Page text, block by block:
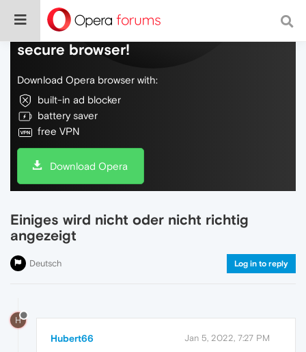
Do more on the web, with a fast and
secure browser!
Download Opera browser with:
built-in ad blocker
battery saver
free VPN
Download Opera
Einiges wird nicht oder nicht richtig
angezeigt
Deutsch Log in to reply
H
Hubert66 Jan 5, 2022, 7:27 PM